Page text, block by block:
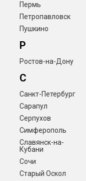
Пермь
Петропавловск
Пушкино
Р
Ростов-на-Дону
С
Санкт-Петербург
Сарапул
Серпухов
Симферополь
Славянск-на-
Кубани
Сочи
Старый Оскол